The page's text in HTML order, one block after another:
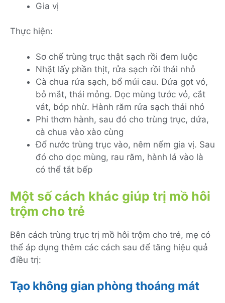
Gia vị
Thực hiện:
Sơ chế trùng trục thật sạch rồi đem luộc
Nhặt lấy phần thịt, rửa sạch rồi thái nhỏ
Cà chua rửa sạch, bổ múi cau. Dứa gọt vỏ,
bỏ mắt, thái mỏng. Dọc mùng tước vỏ, cắt
vát, bóp nhừ. Hành răm rửa sạch thái nhỏ
Phi thơm hành, sau đó cho trùng trục, dứa,
cà chua vào xào cùng
Đổ nước trùng trục vào, nêm nếm gia vị. Sau
đó cho dọc mùng, rau răm, hành lá vào là
có thể tắt bếp
Một số cách khác giúp trị mồ hôi
trộm cho trẻ
Bên cách trùng trục trị mồ hôi trộm cho trẻ, mẹ có
thể áp dụng thêm các cách sau để tăng hiệu quả
điều trị:
Tạo không gian phòng thoáng mát